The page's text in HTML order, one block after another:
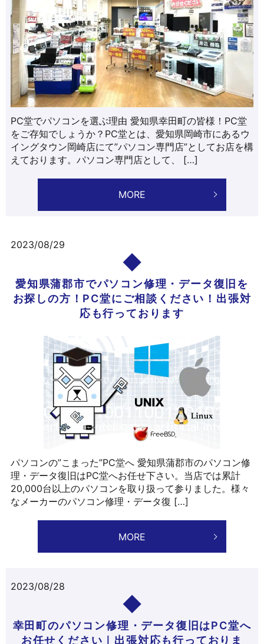
PC堂でパソコンを選ぶ理由 愛知県幸田町の皆様！PC堂
をご存知でしょうか？PC堂とは、愛知県岡崎市にあるウ
イングタウン岡崎店にて”パソコン専門店”としてお店を構
えております。パソコン専門店として、 […]
MORE
2023/08/29
愛知県蒲郡市でパソコン修理・データ復旧を
お探しの方！PC堂にご相談ください！出張対
応も行っております
パソコンの”こまった”PC堂へ 愛知県蒲郡市のパソコン修
理・データ復旧はPC堂へお任せ下さい。当店では累計
20,000台以上のパソコンを取り扱って参りました。様々
なメーカーのパソコン修理・データ復 […]
MORE
2023/08/28
幸田町のパソコン修理・データ復旧はPC堂へ
お任せください｜出張対応も行っておりま